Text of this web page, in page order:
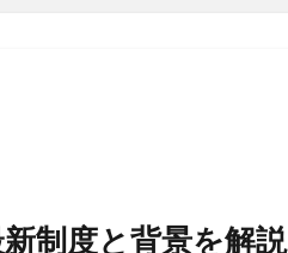
制度と背景を解説